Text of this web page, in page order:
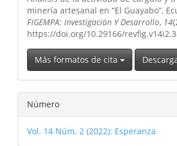
minería artesanal en “El Guayabo”,
FIGEMPA: Investigación Y Desarrollo, 14
https://doi.org/10.29166/
Más formatos de cita
Número
Vol. 14 Núm. 2 (2022): Esperanza